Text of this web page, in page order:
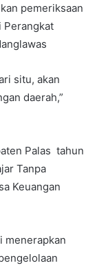
pemeriksaan
Perangkat
situ, akan
daerah,”
Palas tahun
Tanpa
Keuangan
menerapkan